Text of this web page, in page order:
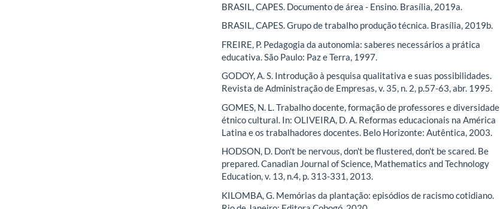
BRASIL, CAPES. Documento de área - Ensino. Brasília, 2019a.
BRASIL, CAPES. Grupo de trabalho produção técnica. Brasília, 2019b.
FREIRE, P. Pedagogia da autonomia: saberes necessários a prática
educativa. São Paulo: Paz e Terra, 1997.
GODOY, A. S. Introdução à pesquisa qualitativa e suas possibilidades.
Revista de Administração de Empresas, v. 35, n. 2, p.57-63, abr. 1995.
GOMES, N. L. Trabalho docente, formação de professores e diversidade
étnico cultural. In: OLIVEIRA, D. A. Reformas educacionais na América
Latina e os trabalhadores docentes. Belo Horizonte: Autêntica, 2003.
HODSON, D. Don't be nervous, don't be flustered, don't be scared. Be
prepared. Canadian Journal of Science, Mathematics and Technology
Education, v. 13, n.4, p. 313-331, 2013.
KILOMBA, G. Memórias da plantação: episódios de racismo cotidiano.